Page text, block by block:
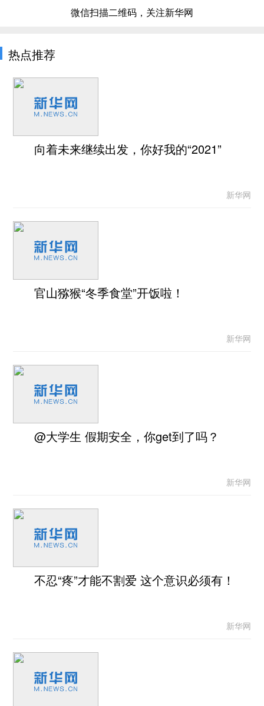
微信扫描二维码，关注新华网
热点推荐
向着未来继续出发，你好我的“2021”
新华网
官山猕猴“冬季食堂”开饭啦！
新华网
@大学生 假期安全，你get到了吗？
新华网
不忍“疼”才能不割爱 这个意识必须有！
新华网